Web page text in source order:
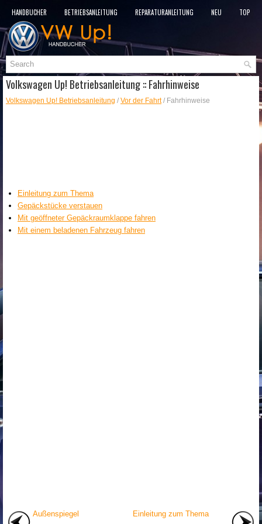
HANDBÜCHER BETRIEBSANLEITUNG REPARATURANLEITUNG NEU
TOP
SITEMAP
Volkswagen Up! Betriebsanleitung :: Fahrhinweise
Volkswagen Up! Betriebsanleitung / Vor der Fahrt/ Fahrhinweise
Einleitung zum Thema
Gepäckstücke verstauen
Mit geöffneter Gepäckraumklappe fahren
Mit einem beladenen Fahrzeug fahren
Außenspiegel
Einleitung zum Thema